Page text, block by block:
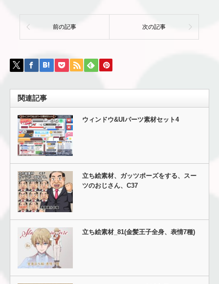
前の記事 次の記事
関連記事
ウィンドウ&UIパーツ素材セット4
立ち絵素材、ガッツポーズをする、スー
ツのおじさん、C37
立ち絵素材_81(金髪王子全身、表情7種)